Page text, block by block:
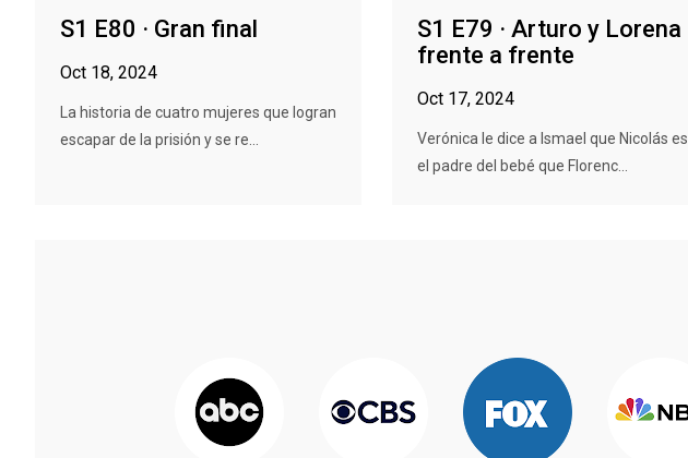
S1 E80 · Gran final
Oct 18, 2024
La historia de cuatro mujeres que logran
escapar de la prisión y se re...
S1 E79 · Arturo y Lorena
frente a frente
Oct 17, 2024
Verónica le dice a Ismael que Nicolás es
el padre del bebé que Florenc...